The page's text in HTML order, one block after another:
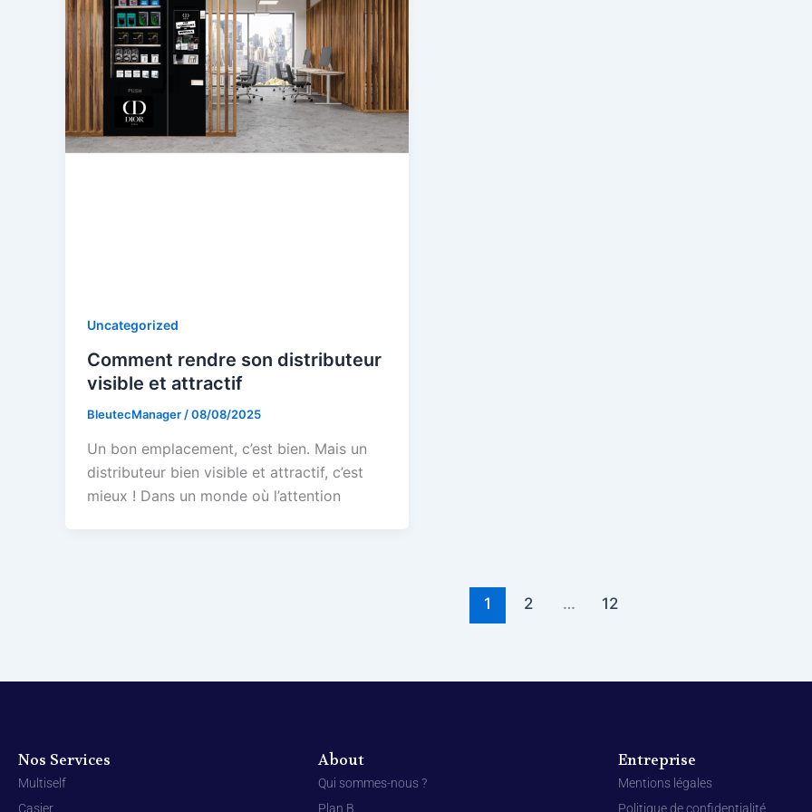
Uncategorized
Comment rendre son distributeur
visible et attractif
BleutecManager/08/08/2025
Un bon emplacement, c’est bien. Mais un
distributeur bien visible et attractif, c’est
mieux ! Dans un monde où l’attention
1 2 … 12
Nos Services
Multiself
Casier
About
Qui sommes-nous ?
Plan B
Entreprise
Mentions légales
Politique de confidentialité